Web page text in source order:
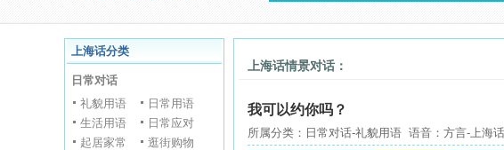
上海话分类
日常对话
礼貌用语
日常用语
生活用语
日常应对
起居家常
逛街购物
上海话情景对话：
我可以约你吗？
所属分类：日常对话-礼貌用语 语音：方言-上海话